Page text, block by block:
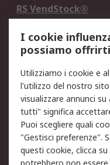
RS VendStock®
Legale
Informativa Cookie
Email Security
Condizioni di
Etica e
I cookie
possiamo
Utilizziamo i cookie e
l'utilizzo del nostro
visualizzare annunci
tutti" significa
Puoi scegliere quali
"Gestisci preferenze".
questi cookie, clicca